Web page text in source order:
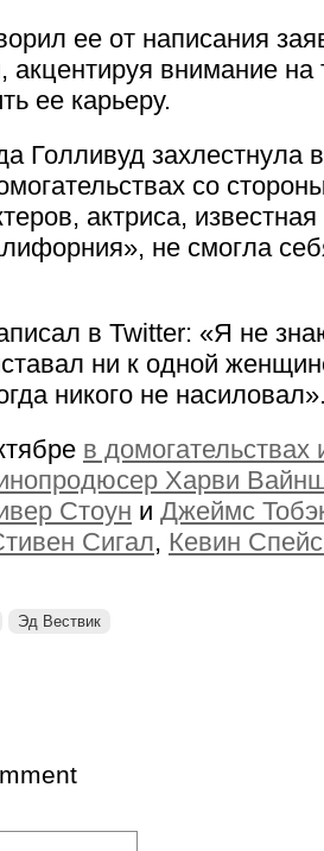
ее от написания
акцентируя внимание на
ее карьеру.
Голливуд захлестнула
со
актриса,
не смогла
в Twitter: «Я не
ни к одной
никого не
в домогательствах
Харви
Стоун и Джеймс
Сигал, Кевин
Эд Вествик